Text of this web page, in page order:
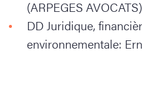
(ARPEGES AVOCATS)
DD Juridique,
environnementale: